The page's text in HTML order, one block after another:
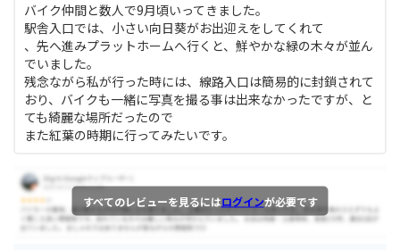
バイク仲間と数人で9月頃いってきました。
駅舎入口では、小さい向日葵がお出迎えをしてくれて
、先へ進みプラットホームへ行くと、鮮やかな緑の木々が並ん
でいました。
残念ながら私が行った時には、線路入口は簡易的に封鎖されて
おり、バイクも一緒に写真を撮る事は出来なかったですが、と
ても綺麗な場所だったので
また紅葉の時期に行ってみたいです。
すべてのレビューを見るにはログインが必要です